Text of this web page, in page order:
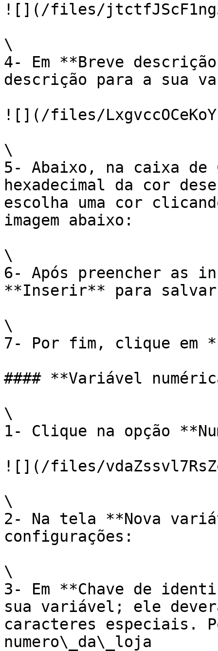
![](/files/
\
4- Em **Breve
descrição para a sua
![](/files/
\
5- Abaixo, na caixa de
hexadecimal da cor
escolha uma cor
imagem abaixo:
\
6- Após preencher as
**Inserir** para
\
7- Por fim, clique em
#### **Variável
\
1- Clique na opção
![](/files/
\
2- Na tela **Nova
configurações:
\
3- Em **Chave de
sua variável; ele
caracteres especiais.
numero\_da\_loja